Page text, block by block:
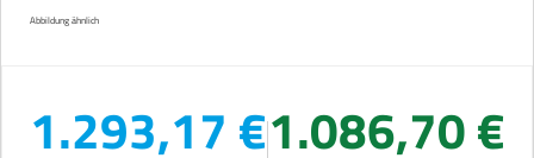
Abbildung ähnlich
1.293,17 €1.086,70 €